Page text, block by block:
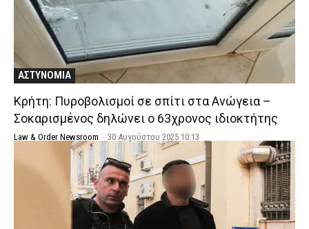
ΑΣΤΥΝΟΜΙΑ
Κρήτη: Πυροβολισμοί σε σπίτι στα Ανώγεια –
Σοκαρισμένος δηλώνει ο 63χρονος ιδιοκτήτης
Law & Order Newsroom - 30 Αυγούστου 2025 10:13